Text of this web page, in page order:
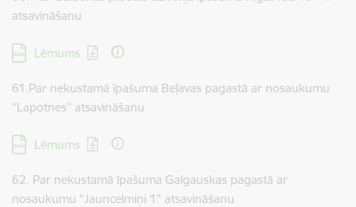
atsavināšanu
Lejupielādēt:
Lēmums
61.Par nekustamā īpašuma Beļavas pagastā ar nosaukumu
“Lapotnes” atsavināšanu
Lejupielādēt:
Lēmums
62. Par nekustamā īpašuma Galgauskas pagastā ar
nosaukumu “Jauncelmiņi 1” atsavināšanu